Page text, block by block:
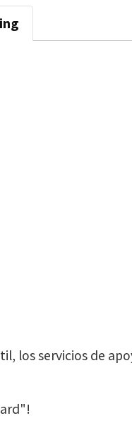
los servicios de